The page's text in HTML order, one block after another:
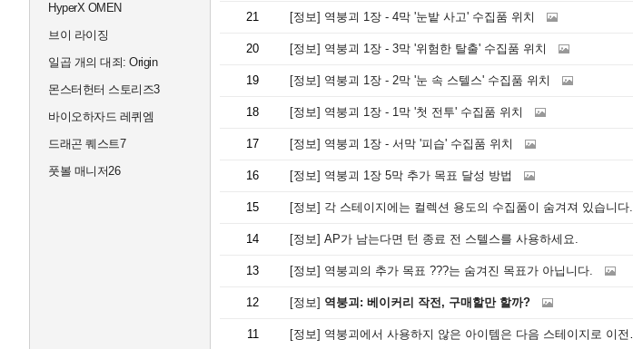
HyperX OMEN
브이 라이징
일곱 개의 대죄: Origin
몬스터헌터 스토리즈3
바이오하자드 레퀴엠
드래곤 퀘스트7
풋볼 매니저26
21 [정보] 역붕괴 1장 - 4막 '눈밭 사고' 수집품 위치
20 [정보] 역붕괴 1장 - 3막 '위험한 탈출' 수집품 위치
19 [정보] 역붕괴 1장 - 2막 '눈 속 스텔스' 수집품 위치
18 [정보] 역붕괴 1장 - 1막 '첫 전투' 수집품 위치
17 [정보] 역붕괴 1장 - 서막 '피습' 수집품 위치
16 [정보] 역붕괴 1장 5막 추가 목표 달성 방법
15 [정보] 각 스테이지에는 컬렉션 용도의 수집품이 숨겨져 있습니다.
14 [정보] AP가 남는다면 턴 종료 전 스텔스를 사용하세요.
13 [정보] 역붕괴의 추가 목표 ???는 숨겨진 목표가 아닙니다.
12 [정보] 역붕괴: 베이커리 작전, 구매할만 할까?
11 [정보] 역붕괴에서 사용하지 않은 아이템은 다음 스테이지로 이전됩니다.